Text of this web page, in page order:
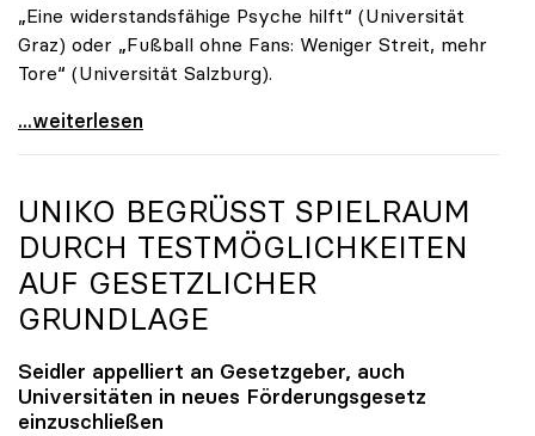
„Eine widerstandsfähige Psyche hilft“ (Universität
Graz) oder „Fußball ohne Fans: Weniger Streit, mehr
Tore“ (Universität Salzburg).
Ein Jahr Corona: Neuer Fokus auf „Leben mit der
...weiterlesen
UNIKO BEGRÜSST SPIELRAUM D
URCH TESTMÖGLICHKEITEN A
UF GESETZLICHER G
RUNDLAGE
Seidler appelliert an Gesetzgeber, auch
Universitäten in neues Förderungsgesetz
einzuschließen